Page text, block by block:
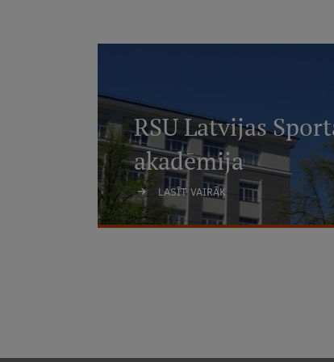
RSU Latvijas
akadēmija
LASĪT VAIRĀK